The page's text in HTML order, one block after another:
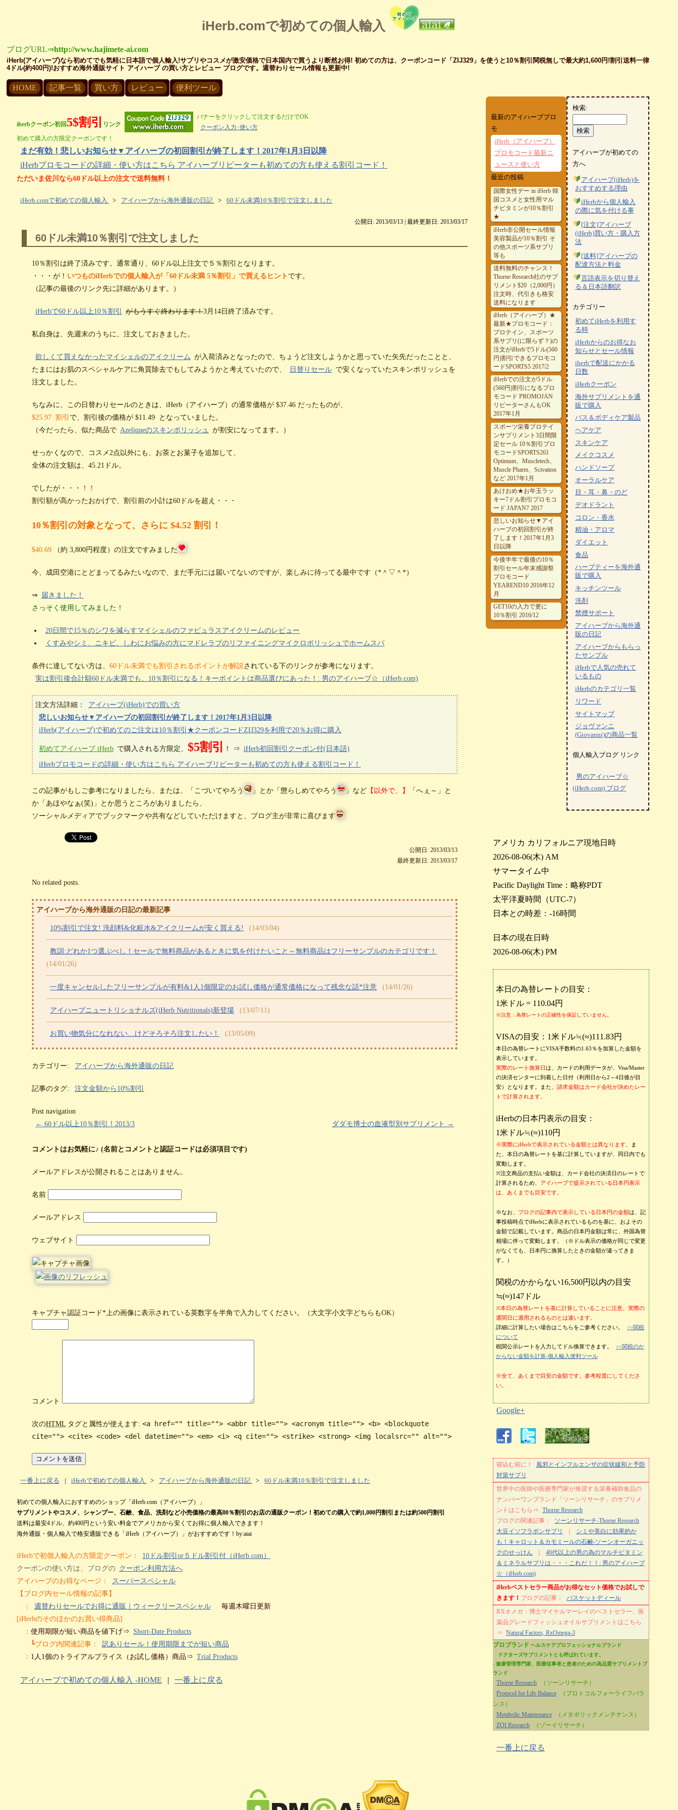
iHerb.comで初めての個人輸入
ブログURL⇒http://www.hajimete-ai.com
iHerb(アイハーブ)なら初めてでも気軽に日本語で個人輸入!サプリやコスメが激安価格で日本国内で買うより断然お得! 初めての方は、クーポンコード「ZIJ329」を使うと10％割引関税無しで最大約1,600円!割引送料一律
4ドル(約400円)!おすすめ海外通販サイト アイハーブ の買い方とレビュー ブログです。週替わりセール情報も更新中!
HOME 記事一覧 買い方 レビュー 便利ツール
iherbクーポン初回 5$割引
リンク
初めて購入の方限定クーポンです！
バナーをクリックして注文するだけでOK
クーポン入力･使い方
まだ有効！悲しいお知らせ▼アイハーブの初回割引が終了します！2017年1月3日以降
iHerbプロモコードの詳細・使い方はこちら アイハーブリピーターも初めての方も使える割引コード！
ただいま佐川なら60ドル以上の注文で送料無料！
iHerb.comで初めての個人輸入 > アイハーブから海外通販の日記 > 60ドル未満10％割引で注文しました
公開日: 2013/03/13 | 最終更新日: 2013/03/17
60ドル未満10％割引で注文しました
10％割引は終了済みです。通常通り、60ドル以上注文で５％割引となります。
・・・が！ いつものiHerbでの個人輸入が「60ドル未満 5％割引」で買えるヒント です。
（記事の最後のリンク先に詳細があります。）
iHerbで60ドル以上10％割引 がもうすぐ終わります！3月14日終了済みです。
私自身は、先週末のうちに、注文しておきました。
欲しくて買えなかったマイシェルのアイクリーム が入荷済みとなったので、ちょうど注文しようかと思っていた矢先だったことと、
たまにはお肌のスペシャルケアに角質除去でもしてみようかと考えていたので、
日替りセール で安くなっていたスキンポリッシュを
注文しました。
ちなみに、この日替わりセールのときは、iHerb（アイハーブ）の通常価格が $37.46 だったものが、
$25.97 割引 で、割引後の価格が $11.49 となっていました。
（今だったら、似た商品で Azeliqueのスキンポリッシュ が割安になってます。）
せっかくなので、コスメ2点以外にも、お茶とお菓子を追加して、
全体の注文額は、45.21ドル。
でしたが・・・
！！
割引額が高かったおかげで、割引前の小計は60ドルを超え・・・
10％割引の対象となって、さらに $4.52 割引！
$40.69 （約 3,800円程度）の注文ですみました
今、成田空港にとどまってるみたいなので、まだ手元には届いてないのですが、楽しみに待ってる最中です（*＾▽＾*）
⇒ 届きました！
さっそく使用してみました！
20日間で15％のシワを減らすマイシェルのファビュラスアイクリームのレビュー
くすみやシミ、ニキビ、しわにお悩みの方にマドレラブのリファイニングマイクロポリッシュでホームスパ
条件に達してない方は、 60ドル未満でも割引されるポイントが解説されている下のリンクが参考になります。
実は割引後合計額60ドル未満でも、10％割引になる！キーポイントは商品選びにあった！: 男のアイハーブ☆（iHerb.com)
注文方法詳細：
アイハーブ(iHerb)での買い方
悲しいお知らせ▼アイハーブの初回割引が終了します！2017年1月3日以降
iHerb(アイハーブ)で初めてのご注文は10％割引★クーポンコードZIJ329を利用で20％お得に購入
初めてアイハーブ iHerb で購入される方限定、 $5割引 ！ ⇒ iHerb初回割引クーポン付(日本語)
iHerbプロモコードの詳細・使い方はこちら アイハーブリピーターも初めての方も使える割引コード！
この記事がもしご参考になりましたら、または、「こづいてやろう 」とか「懲らしめてやろう 」など 【以外で、】
「へぇ～」と
か「あほやなぁ(笑)」とか思うところがありましたら、
ソーシャルメディアでブックマークや共有などしていただけますと、ブログ主が非常に喜びます
公開日: 2013/03/13
最終更新日: 2013/03/17
No related posts.
アイハーブから海外通販の日記の最新記事
10%割引で注文! 洗顔料&化粧水&アイクリームが安く買える! (14/03/04)
教訓:どれか1つ選ぶべし！セールで無料商品があるときに気を付けたいこと～無料商品はフリーサンプルのカテゴリです！
(14/01/26)
一度キャンセルしたフリーサンプルが有料&1人1個限定のお試し価格が通常価格になって残念な話*注意 (14/01/26)
アイハーブニュートリショナルズ(iHerb Nutritionals)新登場 (13/07/11)
お買い物気分になれない…けどそろそろ注文したい！ (13/05/09)
カテゴリー: アイハーブから海外通販の日記
記事のタグ: 注文金額から10%割引
Post navigation
← 60ドル以上10％割引！2013/3 ダダモ博士の血液型別サプリメント →
コメントはお気軽に♪ (名前とコメントと認証コードは必須項目です)
メールアドレスが公開されることはありません。
名前
メールアドレス
ウェブサイト
キャプチャ認証コード*上の画像に表示されている英数字を半角で入力してください。（大文字小文字どちらもOK）
コメント
次のHTML タグと属性が使えます: <a href="" title=""> <abbr title=""> <acronym title=""> <b> <blockquote
cite=""> <cite> <code> <del datetime=""> <em> <i> <q cite=""> <strike> <strong> <img localsrc="" alt="">
一番上に戻る iHerbで初めての個人輸入 > アイハーブから海外通販の日記 > 60ドル未満10％割引で注文しました
初めての個人輸入におすすめのショップ「iHerb.com（アイハーブ）」
サプリメントやコスメ、シャンプー、石鹸、食品、洗剤など小売価格の最高80％割引のお店の通販クーポン！初めての購入で約1,000円割引または約500円割引
送料は最安4ドル、約400円という安い料金でアメリカから安くてお得に個人輸入できます！
海外通販・個人輸入で格安通販できる「iHerb（アイハーブ）」がおすすめです！by:aiai
iHerbで初個人輸入の方限定クーポン：
10ドル割引or５ドル割引付（iHerb.com）
クーポンの使い方は、ブログの クーポン利用方法へ
アイハーブのお得なページ：
スーパースペシャル
【ブログ内セール情報の記事】
：
週替わりセールでお得に通販｜ウィークリースペシャル
毎週木曜日更新
[iHerbのそのほかのお買い得商品]
： 使用期限が短い商品を値下げ⇒ Short-Date Products
┗ブログ内関連記事：
訳ありセール！使用期限までが短い商品
： 1人1個のトライアルプライス（お試し価格）商品⇒ Trial Products
アイハーブで初めての個人輸入 -HOME | 一番上に戻る
検索:
アイハーブが初めての
方へ
アイハーブ(iHerb)を
おすすめする理由
iHerbから個人輸入
の際に気を付ける事
[注文]アイハーブ
(iHerb)買い方・購入方
法
[送料]アイハーブの
配達方法と料金
言語表示を切り替え
る＆日本語翻訳
カテゴリー
初めてiHerbを利用す
る時
iHerbからのお得なお
知らせとセール情報
iherbで配送にかかる
日数
iHerbクーポン
海外サプリメントを通
販で購入
バス＆ボディケア製品
ヘアケア
スキンケア
メイクコスメ
ハンドソープ
オーラルケア
目・耳・鼻・のど
デオドラント
コロン・香水
精油・アロマ
ダイエット
食品
ハーブティーを海外通
販で購入
キッチンツール
洗剤
禁煙サポート
アイハーブから海外通
販の日記
アイハーブからもらっ
たサンプル
iHerbで人気の売れて
いるもの
iHerbのカテゴリ一覧
リワード
サイトマップ
ジョヴァンニ
(Giovanni)の商品一覧
個人輸入ブログ リンク
男のアイハーブ☆
(iHerb.com) ブログ
最新のアイハーブプロ
モ
iHerb（アイハーブ）
プロモコード最新ニ
ュースと使い方
最近の投稿
国際女性デー in iHerb 韓
国コスメと女性用マル
チビタミンが10％割引
★
iHerb非公開セール情報
美容製品が10％割引 そ
の他スポーツ系サプリ
等も
送料無料のチャンス！
Thorne Research社のサプ
リメント$20（2,000円）
注文時、代引きも格安
送料になります
iHerb（アイハーブ）★
最新★プロモコード：
プロテイン、スポーツ
系サプリ(に限らず？)の
注文がiHerbで5ドル(560
円)割引できるプロモコ
ードSPORTS5 2017/2
iHerbでの注文が5ドル
(560円)割引になるプロ
モコード PROMOJAN
リピーターさんもOK
2017年1月
スポーツ栄養プロテイ
ンサプリメント3日間限
定セール 10％割引プロ
モコードSPORTS261
Optimum、Muscletech、
Muscle Pharm、Scivation
など 2017年1月
あけおめ★お年玉ラッ
キー7ドル割引プロモコ
ード JAPAN7 2017
悲しいお知らせ▼アイ
ハーブの初回割引が終
了します！2017年1月3
日以降
今後半年で最後の10％
割引セール年末感謝祭
プロモコード
YEAREND10 2016年12
月
GET10の入力で更に
10％割引 2016/12
アメリカ カリフォルニア現地日時
2026-08-06(木) AM
サマータイム中
Pacific Daylight Time：略称PDT
太平洋夏時間（UTC-7）
日本との時差：-16時間
日本の現在日時
2026-08-06(木) PM
本日の為替レートの目安：
1米ドル = 110.04円
※注意：為替レートの正確性を保証していません。
VISAの目安：1米ドル≒(≈)111.83円
本日の為替レートにVISA手数料の1.63％を加算した金額を
表示しています。
実際のレート換算日は、カードの利用データが、Visa/Master
の決済センターに到着した日付（利用日から2～4日後が目
安）となります。また、 請求金額はカード会社が決めたレー
トで計算されます。
iHerbの日本円表示の目安：
1米ドル≒(≈)110円
※実際にiHerbで表示されている金額とは異なります。
ま
た、本日の為替レートを基に計算していますが、同日内でも
変動します。
※注文商品の支払い金額は、カード会社の決済日のレートで
計算されるため、 アイハーブで提示されている日本円表示
は、あくまでも目安です。
※なお、 ブログの記事内で表示している日本円の金額は、記
事投稿時点でiHerbに表示されているものを基に、およその
金額で記載しています。商品の日本円金額は常に、外国為替
相場に伴って変動します。（※ドル表示の価格が同じで変更
がなくても、日本円に換算したときの金額が違ってきま
す。）
関税のかからない16,500円以内の目安
≒(≈)147ドル
※本日の為替レートを基に計算していることに注意。実際の
通関日に適用されるものとは違います。
詳細に計算したい場合はこちらをご参考ください。
>>関税
について
税関公示レートを入力してドル換算できます。
>>関税のか
からない金額を計算-個人輸入便利ツール
※全て、あくまで目安の金額です。参考程度にしてくださ
い。
Google+
寝込む前に！
風邪とインフルエンザの症状緩和と予防
対策サプリ
世界中の医師や医療専門家が推奨する栄養補助食品の
ナンバーワンブランド「ソーンリサーチ」のサプリメ
ントはこちら⇒ Thorne Research
ブログの関連記事：
ソーンリサーチ-Thorne Research
大豆イソフラボンサプリ
シミや美白に効果的か
も！キャロット＆カモミールの石鹸-ソーンオーガニッ
クのせっけん
40代以上の男の為のマルチビタミン
＆ミネラルサプリは・・・これだ！！: 男のアイハーブ
☆（iHerb.com)
iHerbベストセラー商品がお得なセット価格でお試しで
きます！ ブログの記事：
バスケットディール
RXオメガ：博士マイケルマーレイのベストセラー、医
薬品グレードフィッシュオイルサプリメントはこちら
⇒ Natural Factors, RxOmega-3
プロブランド ヘルスケアプロフェッショナルブランド
ドクターズサプリメントとも呼ばれています。
- 健康管理専門家、医療従事者と患者のための高品質サプリメントブ
ランド
Thorne Research
（ソーンリサーチ）
Protocol for Life Balance
（プロトコルフォーライフバラ
ンス）
Metabolic Maintenance
（メタボリックメンテナンス）
ZOI Research
（ゾーイリサーチ）
一番上に戻る